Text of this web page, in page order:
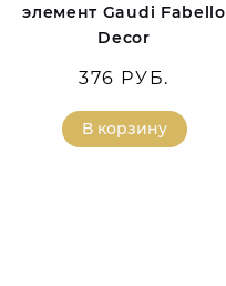
элемент Gaudi Fabello
Decor
376 РУБ.
В корзину